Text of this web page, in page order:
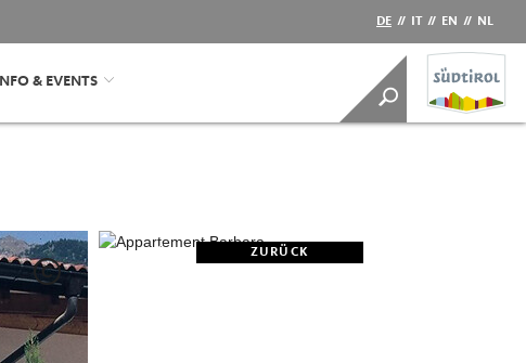
DE // IT // EN // NL
INFO & EVENTS
ZURÜCK